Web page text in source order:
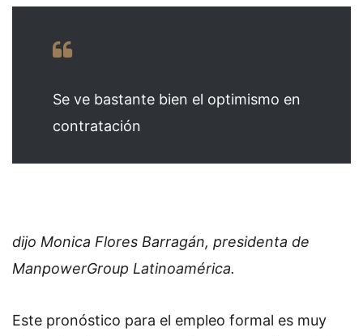
Se ve bastante bien el optimismo en
contratación
dijo Monica Flores Barragán, presidenta de
ManpowerGroup Latinoamérica.
Este pronóstico para el empleo formal es muy